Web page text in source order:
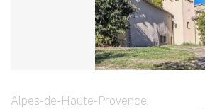
Alpes-de-Haute-Provence